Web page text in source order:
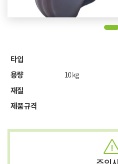
타입
용량
10kg
재질
제품규격